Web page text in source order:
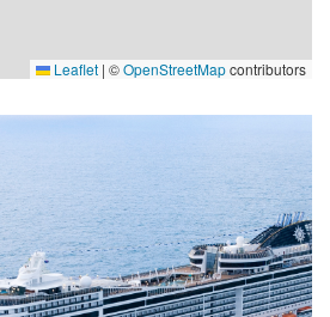
Leaflet | ©OpenStreetMapcontributors